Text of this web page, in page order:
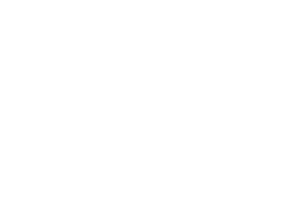
Bazaarvoice i są zgodne z polityką